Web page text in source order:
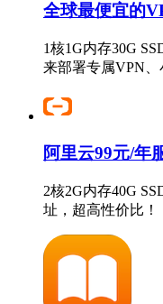
全球最便宜的
1核1G内存30G
来部署专属VPN、
阿里云99元/年
2核2G内存40G
址，超高性价比！